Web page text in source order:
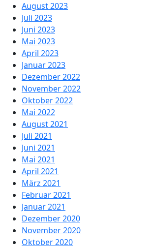
August 2023
Juli 2023
Juni 2023
Mai 2023
April 2023
Januar 2023
Dezember 2022
November 2022
Oktober 2022
Mai 2022
August 2021
Juli 2021
Juni 2021
Mai 2021
April 2021
März 2021
Februar 2021
Januar 2021
Dezember 2020
November 2020
Oktober 2020